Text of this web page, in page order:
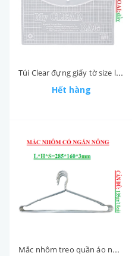
Túi Clear đựng giấy tờ size lớn D*R (35.5*26)cm
Hết hàng
Mắc nhôm treo quần áo ngấn nông 135gr lố10 cái L*H*S (285*165*3)mm